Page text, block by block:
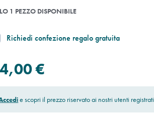
1 PEZZO DISPONIBILE
Richiedi confezione regalo gratuita
€
e scopri il prezzo riservato ai nostri utenti registrati